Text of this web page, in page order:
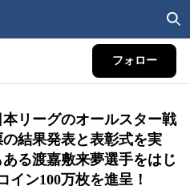
フォロー
リーグのオールスター戦
結果発表と表彰式を実
る渡嘉敷来夢選手をはじ
イン100万枚を進呈！